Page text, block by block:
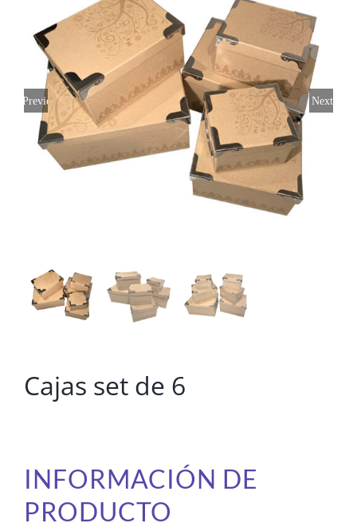
Previous Next
Cajas set de 6
INFORMACIÓN DE
PRODUCTO